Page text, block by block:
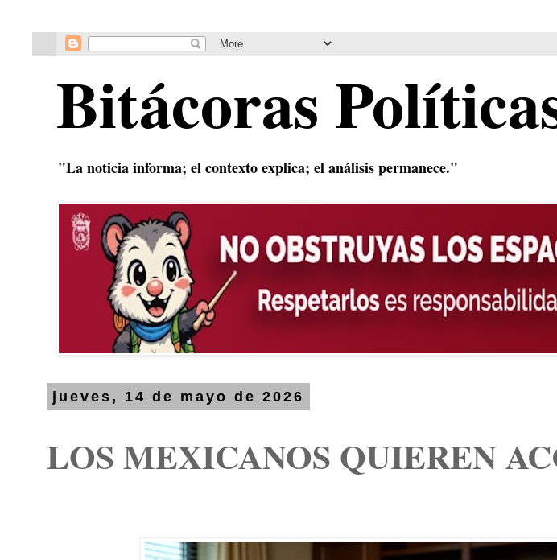
Bitácoras
"La noticia informa; el contexto explica; el análisis permanece."
jueves, 14 de mayo de 2026
LOS MEXICANOS QUIEREN